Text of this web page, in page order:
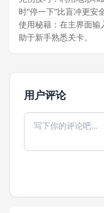
时“停一下”比盲冲更安全
使用秘籍：在主界面
助于新手熟悉关卡。
用户评论